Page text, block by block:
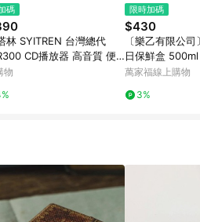
碼
林 SYITREN 台灣總代
CD播放器 高音質 便
牙 (青春少女粉-限量)
物
限時加碼
$430
〔樂乙有限公
日保鮮盒
萬家福線上購物
3%